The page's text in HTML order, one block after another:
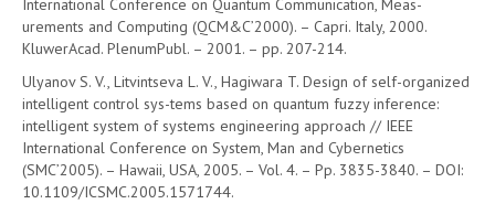
International Conference on Quantum Communication, Meas-
urements and Computing (QCM&C’2000). – Capri. Italy, 2000.
KluwerAcad. PlenumPubl. – 2001. – pp. 207-214.
Ulyanov S. V., Litvintseva L. V., Hagiwara T. Design of self-organized
intelligent control sys-tems based on quantum fuzzy inference:
intelligent system of systems engineering approach // IEEE
International Conference on System, Man and Cybernetics
(SMC’2005). – Hawaii, USA, 2005. – Vol. 4. – Pp. 3835-3840. – DOI:
10.1109/ICSMC.2005.1571744.